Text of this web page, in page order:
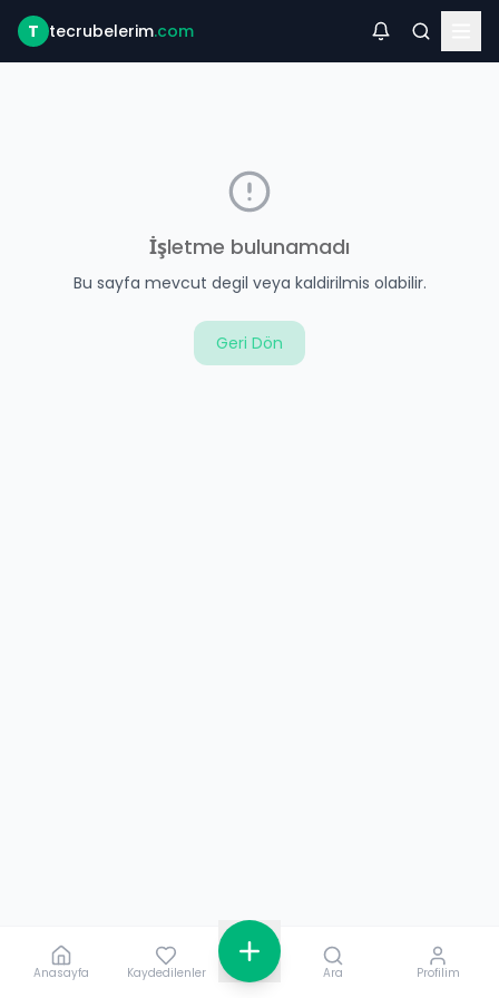
T tecrubelerim.com
İşletme bulunamadı
Bu sayfa mevcut degil veya kaldirilmis olabilir.
Geri Dön
Anasayfa Kaydedilenler Ara Profilim